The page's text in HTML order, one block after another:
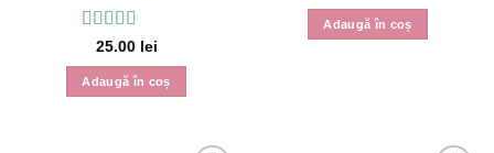
Evaluat la5
din 5
25.00 lei
Adaugă în coș
Adaugă în coș